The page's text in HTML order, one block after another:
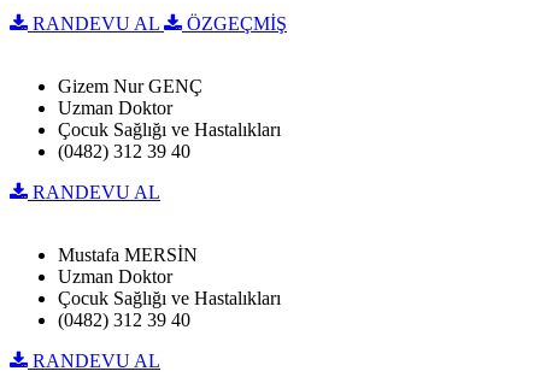
RANDEVU AL
ÖZGEÇMİŞ
Gizem Nur GENÇ
Uzman Doktor
Çocuk Sağlığı ve Hastalıkları
(0482) 312 39 40
RANDEVU AL
Mustafa MERSİN
Uzman Doktor
Çocuk Sağlığı ve Hastalıkları
(0482) 312 39 40
RANDEVU AL